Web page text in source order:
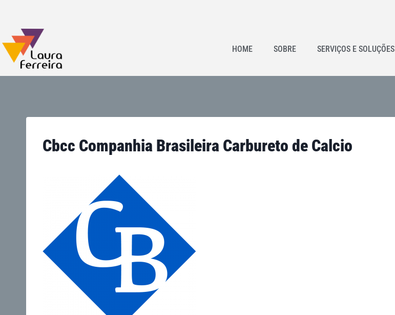
HOME SOBRE SERVIÇOS E SOLUÇÕES
Cbcc Companhia Brasileira Carbureto de Calcio